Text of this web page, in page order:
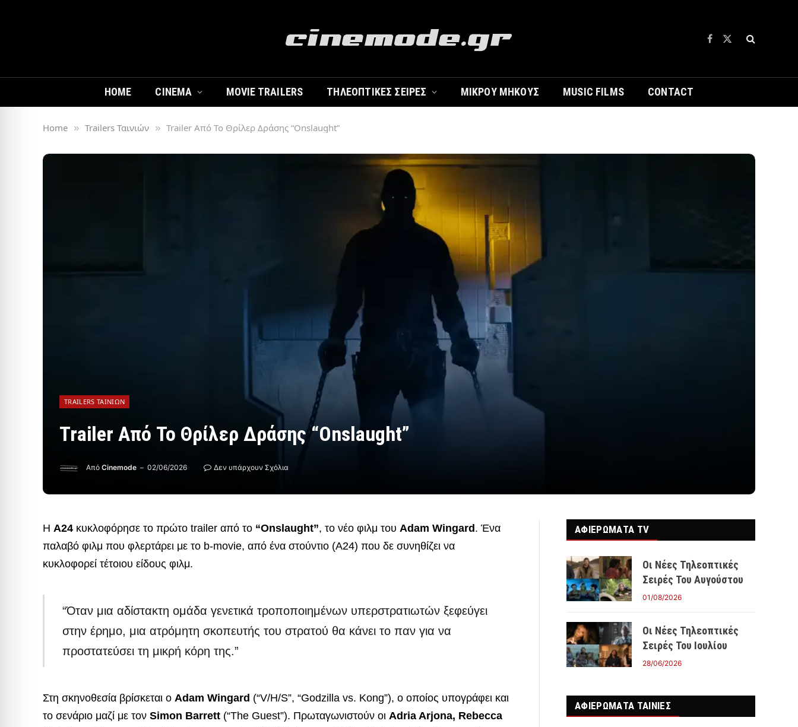
Facebook
X
HOME CINEMA MOVIE TRAILERS ΤΗΛΕΟΠΤΙΚΈΣ ΣΕΙΡΈΣ ΜΙΚΡΟΎ ΜΉΚΟΥΣ MUSIC FILMS CONTACT
Home » Trailers Ταινιών » Trailer Από Το Θρίλερ Δράσης “Onslaught”
TRAILERS ΤΑΙΝΙΏΝ
Trailer Από Το Θρίλερ Δράσης “Onslaught”
Από Cinemode 02/06/2026 Δεν υπάρχουν Σχόλια
Η A24 κυκλοφόρησε το πρώτο trailer από το “Onslaught”, το νέο φιλμ του Adam Wingard . Ένα
παλαβό φιλμ που φλερτάρει με το b-movie, από ένα στούντιο (Α24) που δε συνηθίζει να
κυκλοφορεί τέτοιου είδους φιλμ.
“Όταν μια αδίστακτη ομάδα γενετικά τροποποιημένων υπερστρατιωτών ξεφεύγει
στην έρημο, μια ατρόμητη σκοπευτής του στρατού θα κάνει το παν για να
προστατεύσει τη μικρή κόρη της.”
Στη σκηνοθεσία βρίσκεται ο Adam Wingard (“V/H/S”, “Godzilla vs. Kong”), ο οποίος υπογράφει και
το σενάριο μαζί με τον Simon Barrett (“The Guest”). Πρωταγωνιστούν οι Adria Arjona, Rebecca
ΑΦΙΕΡΩΜΑΤΑ TV
Οι Νέες Τηλεοπτικές
Σειρές Του Αυγούστου
01/08/2026
Οι Νέες Τηλεοπτικές
Σειρές Του Ιουλίου
28/06/2026
ΑΦΙΕΡΩΜΑΤΑ ΤΑΙΝΊΕΣ